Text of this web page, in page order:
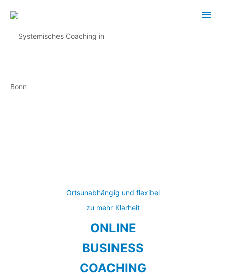
Ortsunabhängig und flexibel
zu mehr Klarheit
ONLINE
BUSINESS
COACHING